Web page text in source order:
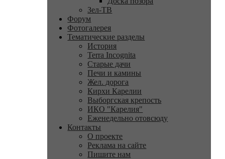
Зел-ТВ
Форум
Фотогалерея
Тематические разделы
История
Terra Incognita
Старые дачи
Печи и камины
Жел. дорога
Кирхи Карелии
Выборгская крепость
ИКО "Карелия"
Еженедельно отовсюду
Контакты
О проекте
Реклама на сайте
Пишите нам